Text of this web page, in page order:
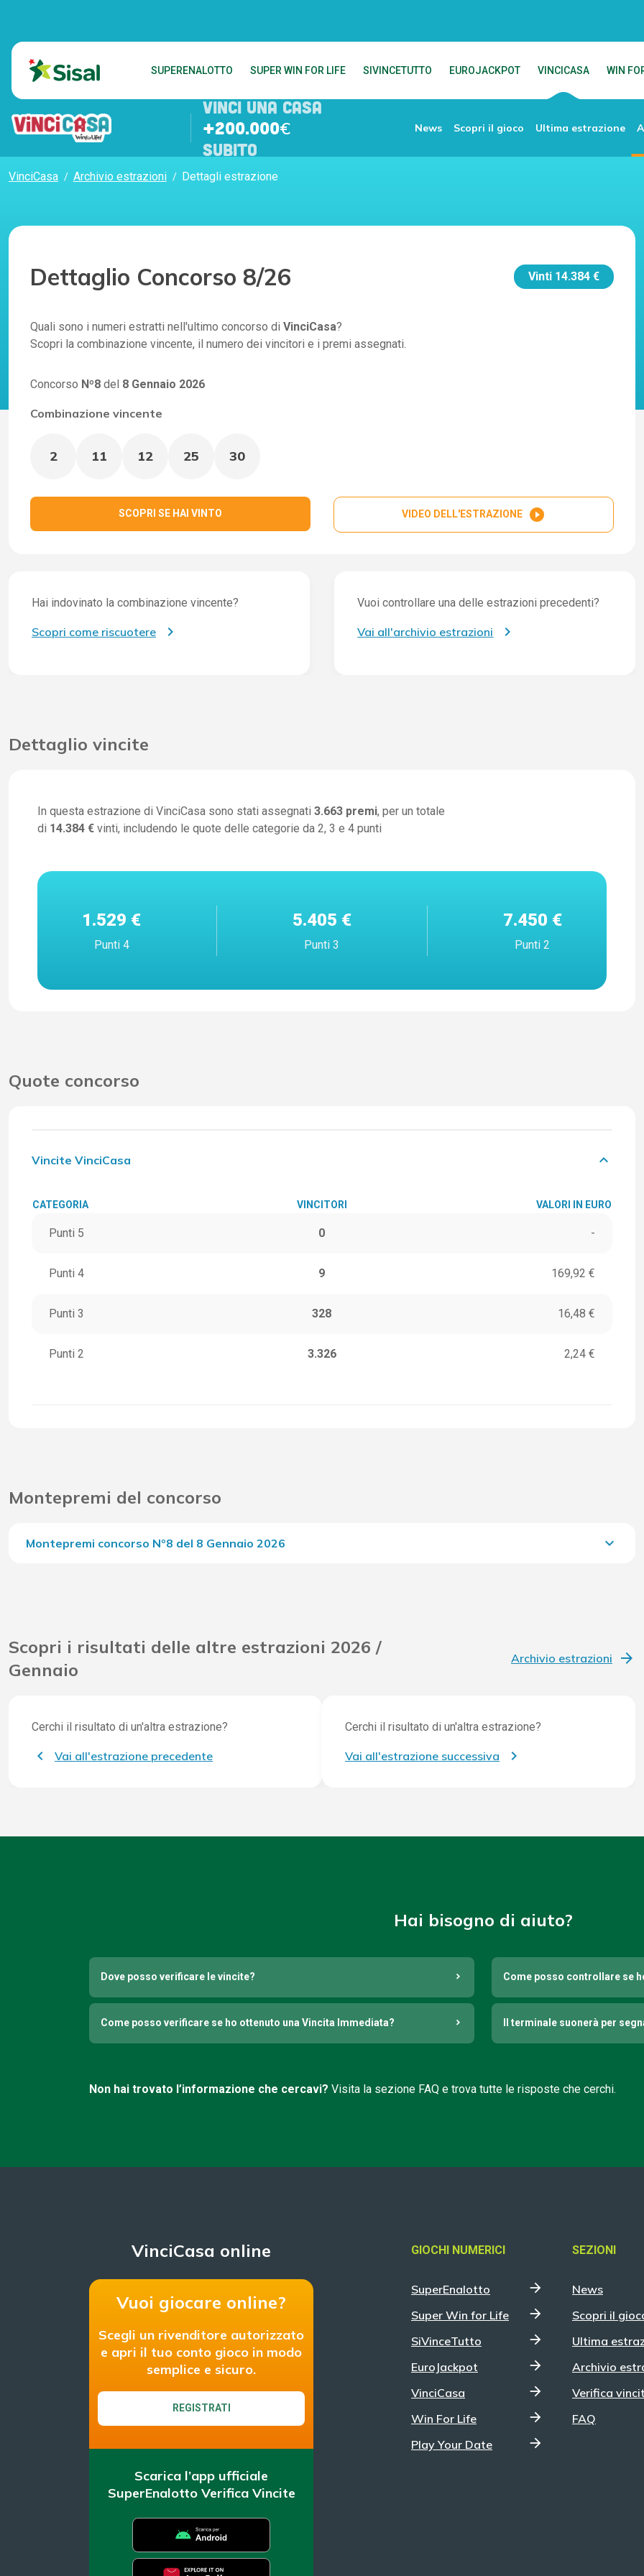
SUPERENALOTTO SUPER WIN FOR LIFE SIVINCETUTTO EUROJACKPOT VINCICASA WIN
VINCI UNA CASA
+200.000€
SUBITO
News Scopri il gioco Ultima estrazione
VinciCasa Archivio estrazioni Dettagli estrazione
Dettaglio Concorso 8/26 Vinti 14.384 €
Quali sono i numeri estratti nell'ultimo concorso di VinciCasa?
Scopri la combinazione vincente, il numero dei vincitori e i premi assegnati.
Concorso Nº8 del 8 Gennaio 2026
Combinazione vincente
2 11 12 25 30
SCOPRI SE HAI VINTO VIDEO DELL'ESTRAZIONE play_circle_filled
Hai indovinato la combinazione vincente?
Scopri come riscuotere
Vuoi controllare una delle estrazioni precedenti?
Vai all'archivio estrazioni
Dettaglio vincite
In questa estrazione di VinciCasa sono stati assegnati 3.663 premi, per un totale
di 14.384 € vinti, includendo le quote delle categorie da 2, 3 e 4 punti
1.529 €
Punti 4
5.405 €
Punti 3
7.450 €
Punti 2
Quote concorso
Vincite VinciCasa keyboard_arrow_down
CATEGORIA VINCITORI VALORI IN EURO
Punti 5 0 -
Punti 4 9 169,92 €
Punti 3 328 16,48 €
Punti 2 3.326 2,24 €
Montepremi del concorso
Montepremi concorso Nº8 del 8 Gennaio 2026 keyboard_arrow_down
Scopri i risultati delle altre estrazioni 2026 /
Gennaio
Archivio estrazioni
Cerchi il risultato di un'altra estrazione?
Vai all'estrazione precedente
Cerchi il risultato di un'altra estrazione?
Vai all'estrazione successiva
Hai bisogno di aiuto?
Dove posso verificare le vincite? Come posso controllare se
Come posso verificare se ho ottenuto una Vincita Immediata? Il terminale suonerà per
Non hai trovato l’informazione che cercavi? Visita la sezione FAQ e trova tutte le risposte che cerchi.
VinciCasa online
Vuoi giocare online?
Scegli un rivenditore autorizzato
e apri il tuo conto gioco in modo
semplice e sicuro.
REGISTRATI
Scarica l’app ufficiale
SuperEnalotto Verifica Vincite
GIOCHI NUMERICI
SuperEnalotto
Super Win for Life
SiVinceTutto
EuroJackpot
VinciCasa
Win For Life
Play Your Date
SEZIONI
News
Scopri il
Ultima
Archivio
Verifica
FAQ